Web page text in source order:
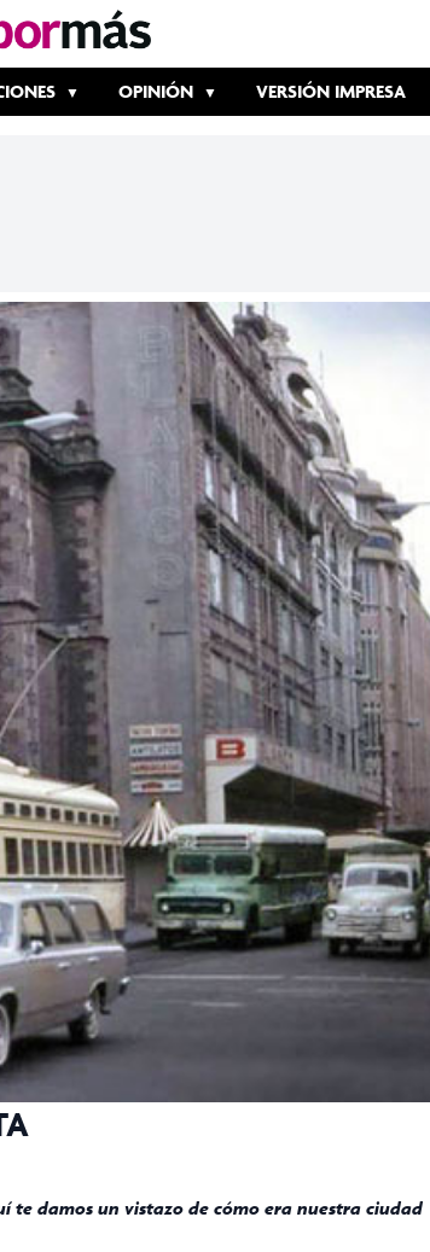
OPINIÓN VERSIÓN IMPRESA
te damos un vistazo de cómo era nuestra ciudad